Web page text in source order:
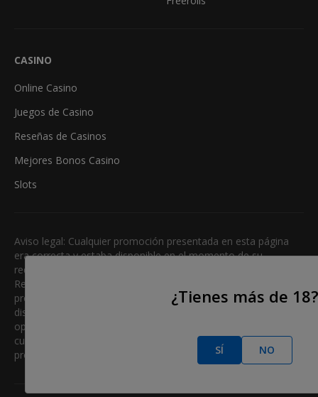
CASINO
Online Casino
Juegos de Casino
Reseñas de Casinos
Mejores Bonos Casino
Slots
Aviso legal: Cualquier promoción presentada en esta página
era correcta y estaba disponible en el momento de su
redacción. Las promociones pueden cambiar regularmente.
Recomendamos a todos los usuarios que verifiquen que la
promoción mostrada coincida con la promoción más actual
disponible haciendo click en la página de bienvenida del
operador. Por favor, lea los términos y condiciones
cuidadosamente antes de aceptar cualquier oferta
promocional de bienvenida.
¿Tienes más de 18?
SÍ NO